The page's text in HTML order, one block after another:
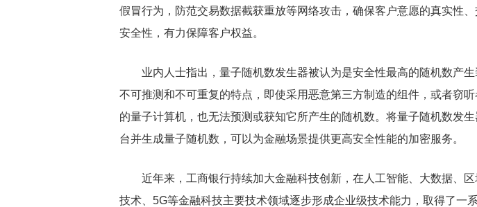
假冒行为，防范交易数据截获重放等网络攻击，确保客户意愿的真实性、
安全性，有力保障客户权益。
业内人士指出，量子随机数发生器被认为是安全性最高的随机数产生
不可推测和不可重复的特点，即使采用恶意第三方制造的组件，或者窃
的量子计算机，也无法预测或获知它所产生的随机数。将量子随机数发
台并生成量子随机数，可以为金融场景提供更高安全性能的加密服务。
近年来，工商银行持续加大金融科技创新，在人工智能、大数据、
技术、5G等金融科技主要技术领域逐步形成企业级技术能力，取得了一